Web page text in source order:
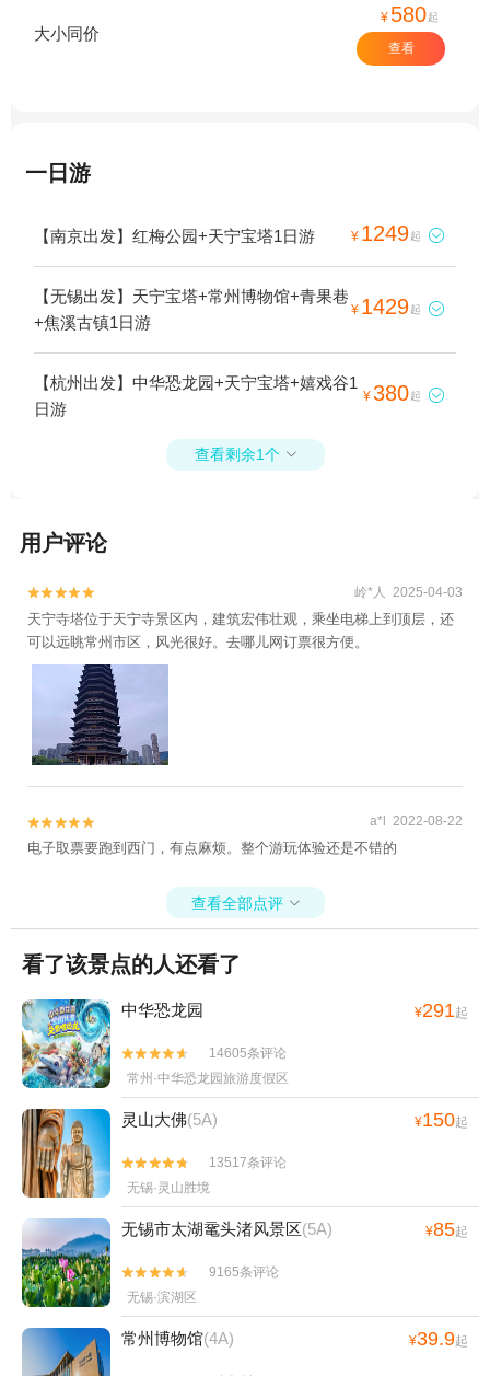
大小同价
¥ 580起
查看
一日游
【南京出发】红梅公园+天宁宝塔1日游 ¥ 1249起 
【无锡出发】天宁宝塔+常州博物馆+青果巷
+焦溪古镇1日游
¥ 1429起 
【杭州出发】中华恐龙园+天宁宝塔+嬉戏谷1
日游
¥380起 
查看剩余1个 
用户评论

 岭*人 2025-04-03
天宁寺塔位于天宁寺景区内，建筑宏伟壮观，乘坐电梯上到顶层，还
可以远眺常州市区，风光很好。去哪儿网订票很方便。

 a*l 2022-08-22
电子取票要跑到西门，有点麻烦。整个游玩体验还是不错的
查看全部点评 
看了该景点的人还看了
中华恐龙园 ¥291起


14605条评论
常州·中华恐龙园旅游度假区
灵山大佛(5A) ¥150起


13517条评论
无锡·灵山胜境
无锡市太湖鼋头渚风景区(5A) ¥85起


9165条评论
无锡·滨湖区
常州博物馆(4A) ¥39.9起